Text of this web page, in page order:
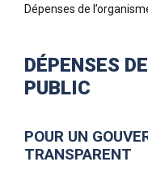
Dépenses de
DÉPENSES
PUBLIC
POUR UN
TRANSPARENT